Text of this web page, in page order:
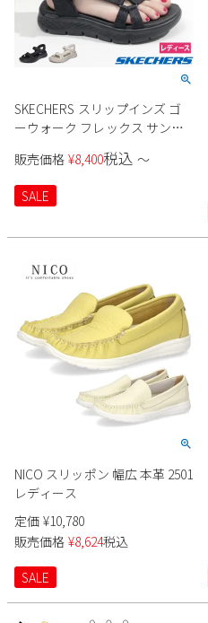
SKECHERS スリップインズ ゴ
ーウォーク フレックス サンダ
販売価格 ¥8,400税込 〜
SALE
NICO スリッポン 幅広 本革 2501
レディース
定価 ¥10,780
販売価格 ¥8,624税込
SALE